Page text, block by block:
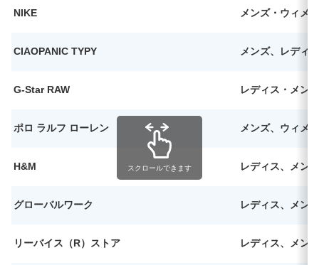
NIKE メンズ・ウィメ
CIAOPANIC TYPY メンズ、レディ
G-Star RAW レディス・メンズ
ポロ ラルフ ローレン メンズ、ウィメ
H&M レディス、メン
グローバルワーク レディス、メン
リーバイス（R）ストア レディス、メン
スクロールできます